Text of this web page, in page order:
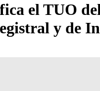
el TUO
y de